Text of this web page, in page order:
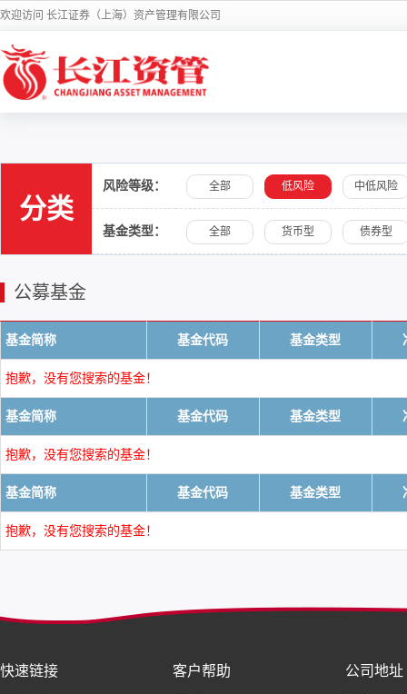
欢迎访问 长江证券（上海）资产管理有限公司
分类
风险等级： 全部 低风险 中低风险
基金类型： 全部 货币型 债券型
公募基金
基金简称 基金代码 基金类型
抱歉，没有您搜索的基金！
基金简称 基金代码 基金类型
抱歉，没有您搜索的基金！
基金简称 基金代码 基金类型
抱歉，没有您搜索的基金！
快速链接 客户帮助 公司地址